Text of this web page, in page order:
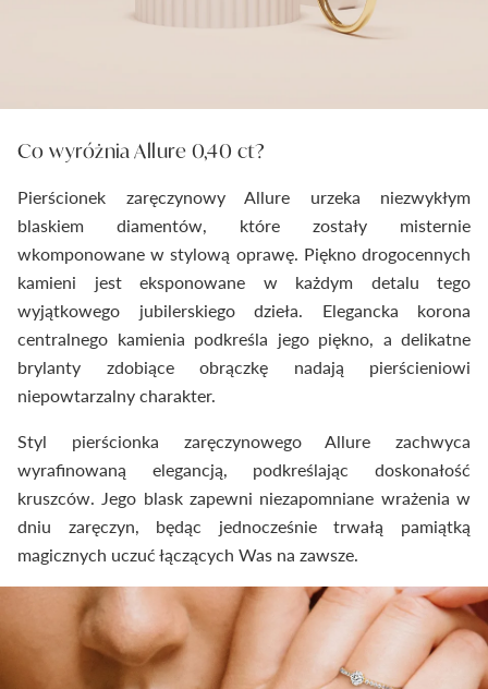
Co wyróżnia Allure 0,40 ct?
Pierścionek zaręczynowy Allure urzeka niezwykłym
blaskiem diamentów, które zostały misternie
wkomponowane w stylową oprawę. Piękno drogocennych
kamieni jest eksponowane w każdym detalu tego
wyjątkowego jubilerskiego dzieła. Elegancka korona
centralnego kamienia podkreśla jego piękno, a delikatne
brylanty zdobiące obrączkę nadają pierścieniowi
niepowtarzalny charakter.
Styl pierścionka zaręczynowego Allure zachwyca
wyrafinowaną elegancją, podkreślając doskonałość
kruszców. Jego blask zapewni niezapomniane wrażenia w
dniu zaręczyn, będąc jednocześnie trwałą pamiątką
magicznych uczuć łączących Was na zawsze.